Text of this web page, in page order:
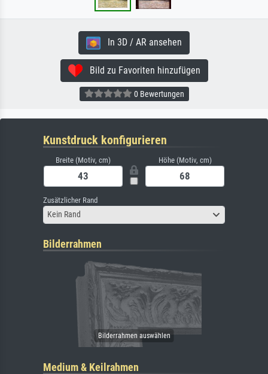
In 3D / AR ansehen
Bild zu Favoriten hinzufügen
0 Bewertungen
Kunstdruck konfigurieren
Breite (Motiv, cm) Höhe (Motiv, cm)
Zusätzlicher Rand
Kein Rand
Bilderrahmen
Medium & Keilrahmen